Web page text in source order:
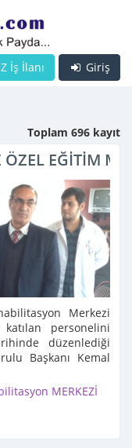
Giriş
İş İlanı
Toplam 696 kayıt
ÖZEL EĞİTİM
Merkezi
personelini
düzenlediği
Başkanı Kemal
MERKEZİ